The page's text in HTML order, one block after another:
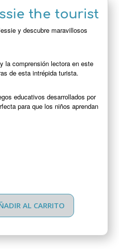
the tourist
y descubre maravillosos
la comprensión lectora en este
de esta intrépida turista.
educativos desarrollados por
para que los niños aprendan
AL CARRITO